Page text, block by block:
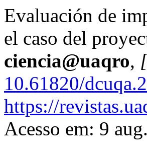
Evaluación de
el caso del
ciencia@uaqro,
10.61820/
https://
Acesso em: 9